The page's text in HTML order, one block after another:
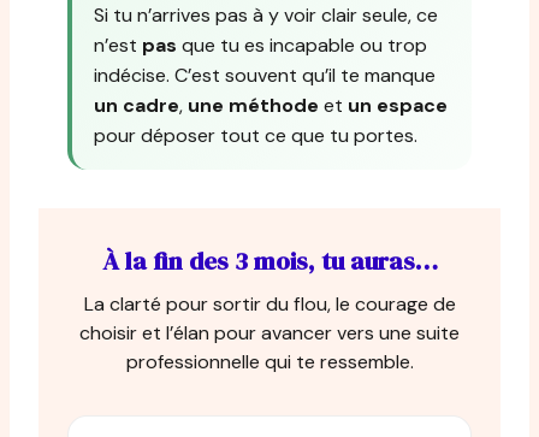
Si tu n’arrives pas à y voir clair seule, ce
n’est pas que tu es incapable ou trop
indécise. C’est souvent qu’il te manque
un cadre, une méthode et un espace
pour déposer tout ce que tu portes.
À la fin des 3 mois, tu auras…
La clarté pour sortir du flou, le courage de
choisir et l’élan pour avancer vers une suite
professionnelle qui te ressemble.